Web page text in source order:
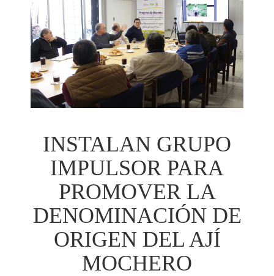
INSTALAN GRUPO
IMPULSOR PARA
PROMOVER LA
DENOMINACIÓN DE
ORIGEN DEL AJÍ
MOCHERO